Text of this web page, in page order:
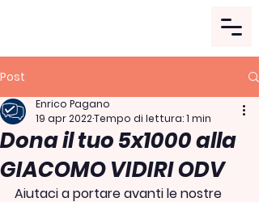
Post
Dona il tuo 5x1000 alla
GIACOMO VIDIRI ODV
Enrico Pagano
19 apr 2022Tempo di lettura: 1 min
Aiutaci a portare avanti le nostre